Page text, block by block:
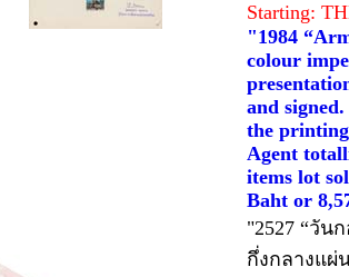
Starting:
"1984
colour
and
the printing
Agent
items lot
Baht or
"2527 “วัน
กึ่งกลางแผ่